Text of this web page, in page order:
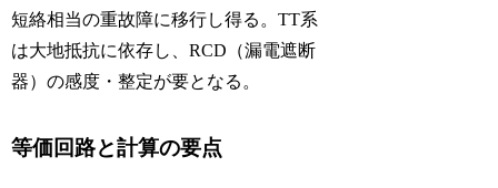
短絡相当の重故障に移行し得る。TT系
は大地抵抗に依存し、RCD（漏電遮断
器）の感度・整定が要となる。
等価回路と計算の要点